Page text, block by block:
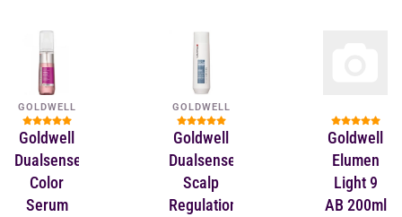
GOLDWELL
Goldwell
Dualsenses
Color
Serum
GOLDWELL
Goldwell
Dualsenses
Scalp
Regulation
Goldwell
Elumen
Light 9
AB 200ml